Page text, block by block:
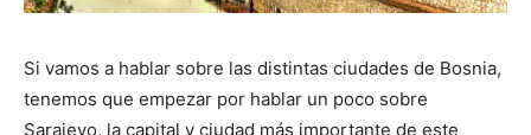
Si vamos a hablar sobre las distintas ciudades de Bosnia,
tenemos que empezar por hablar un poco sobre
Sarajevo, la capital y ciudad más importante de este